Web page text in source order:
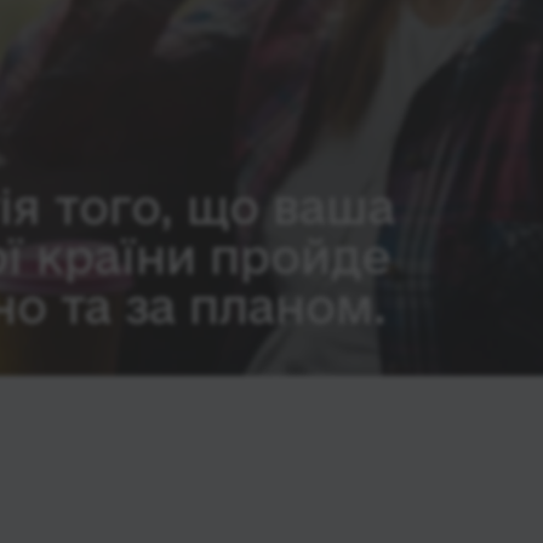
того, що ваша
країни пройде
та за планом.